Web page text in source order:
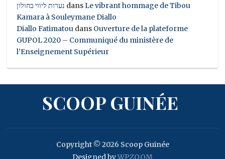
נערות ליווי בחולון dansLe vibrant hommage de Tibou
Kamara à Souleymane Diallo
Diallo Fatimatou dans Ouverture de la plateforme
GUPOL 2020 – Communiqué du ministère de
l’Enseignement Supérieur
SCOOP GUINÉE
Copyright © 2026 Scoop Guinée
Designed byWPZOOM